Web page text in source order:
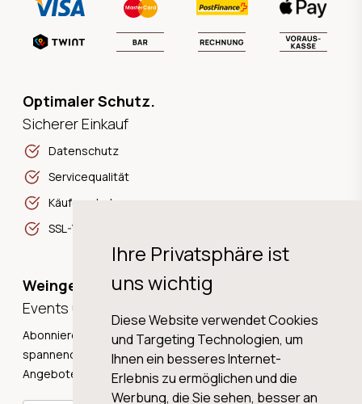
Ihre Privatsphäre ist
uns wichtig
Diese Website verwendet Cookies
und Targeting Technologien, um
Ihnen ein besseres Internet-
Erlebnis zu ermöglichen und die
Werbung, die Sie sehen, besser an
Optimaler Schutz.
Sicherer Einkauf
Datenschutz
Servicequalität
Käuferschutz
SSL-Verschlüsselung
Weingeschichten,
Events und Neuigkeiten!
Abonnieren Sie unseren Newsletter und erhalten Sie
spannende Weingeschichten, Neuigkeiten und tolle
Angebote direkt in Ihre Mailbox.